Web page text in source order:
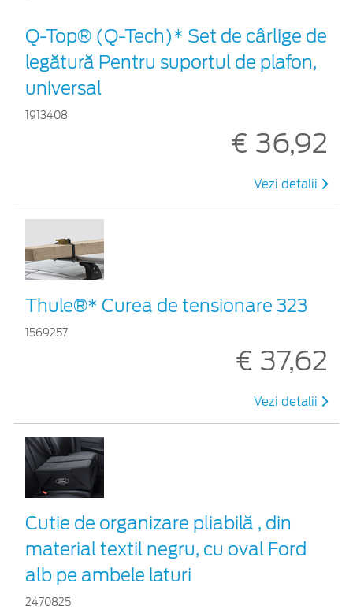
Q-Top® (Q-Tech)* Set de cârlige de
legătură Pentru suportul de plafon,
universal
1913408
€ 36,92
Vezi detalii
Thule®* Curea de tensionare 323
1569257
€ 37,62
Vezi detalii
Cutie de organizare pliabilă , din
material textil negru, cu oval Ford
alb pe ambele laturi
2470825